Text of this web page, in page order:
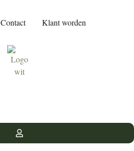
Contact Klant worden